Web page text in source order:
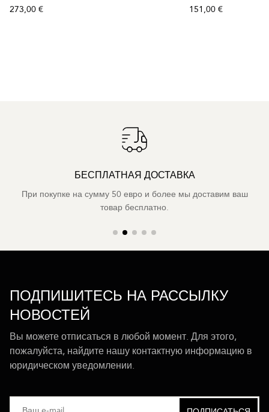
273,00 € 151,00 €
БЕСПЛАТНАЯ ДОСТАВКА
При покупке на сумму 50 евро и более мы доставим ваш
товар бесплатно.
ПОДПИШИТЕСЬ НА РАССЫЛКУ
НОВОСТЕЙ
Вы можете отписаться в любой момент. Для этого,
пожалуйста, найдите нашу контактную информацию в
юридическом уведомлении.